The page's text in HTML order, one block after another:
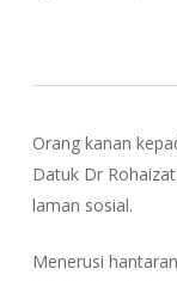
Orang kanan
Datuk Dr
laman sosial.
Menerusi